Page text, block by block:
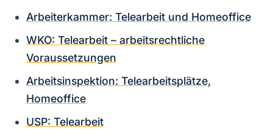
Arbeiterkammer: Telearbeit und Homeoffice
WKO: Telearbeit – arbeitsrechtliche
Voraussetzungen
Arbeitsinspektion: Telearbeitsplätze,
Homeoffice
USP: Telearbeit